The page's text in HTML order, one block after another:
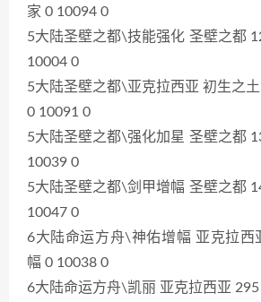
家 0 10094 0
5大陆圣壁之都\技能强化 圣壁之都
10004 0
5大陆圣壁之都\亚克拉西亚 初生之
0 10091 0
5大陆圣壁之都\强化加星 圣壁之都
10039 0
5大陆圣壁之都\剑甲增幅 圣壁之都
10047 0
6大陆命运方舟\神佑增幅 亚克拉西
幅 0 10038 0
6大陆命运方舟\凯丽 亚克拉西亚